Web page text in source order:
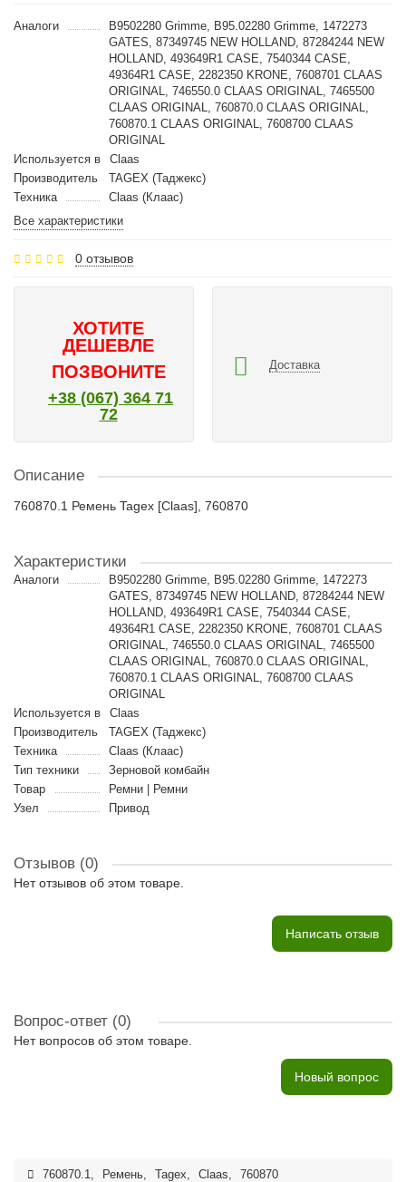
Аналоги
B9502280 Grimme, B95.02280 Grimme, 1472273
GATES, 87349745 NEW HOLLAND, 87284244 NEW
HOLLAND, 493649R1 CASE, 7540344 CASE,
49364R1 CASE, 2282350 KRONE, 7608701 CLAAS
ORIGINAL, 746550.0 CLAAS ORIGINAL, 7465500
CLAAS ORIGINAL, 760870.0 CLAAS ORIGINAL,
760870.1 CLAAS ORIGINAL, 7608700 CLAAS
ORIGINAL
Используется в
Claas
Производитель
TAGEX (Таджекс)
Техника
Claas (Клаас)
Все характеристики
0 отзывов
ХОТИТЕ
ДЕШЕВЛЕ
ПОЗВОНИТЕ
+38 (067) 364 71
72
Доставка
Описание
760870.1 Ремень Tagex [Claas], 760870
Характеристики
Аналоги
B9502280 Grimme, B95.02280 Grimme, 1472273
GATES, 87349745 NEW HOLLAND, 87284244 NEW
HOLLAND, 493649R1 CASE, 7540344 CASE,
49364R1 CASE, 2282350 KRONE, 7608701 CLAAS
ORIGINAL, 746550.0 CLAAS ORIGINAL, 7465500
CLAAS ORIGINAL, 760870.0 CLAAS ORIGINAL,
760870.1 CLAAS ORIGINAL, 7608700 CLAAS
ORIGINAL
Используется в
Claas
Производитель
TAGEX (Таджекс)
Техника
Claas (Клаас)
Тип техники
Зерновой комбайн
Товар
Ремни | Ремни
Узел
Привод
Отзывов (0)
Нет отзывов об этом товаре.
Написать отзыв
Вопрос-ответ (0)
Нет вопросов об этом товаре.
Новый вопрос
760870.1, Ремень, Tagex, Claas, 760870